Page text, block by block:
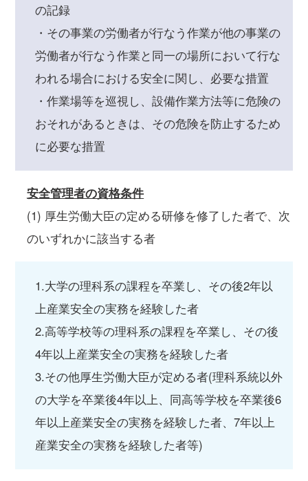
の記録
・その事業の労働者が行なう作業が他の事業の
労働者が行なう作業と同一の場所において行な
われる場合における安全に関し、必要な措置
・作業場等を巡視し、設備作業方法等に危険の
おそれがあるときは、その危険を防止するため
に必要な措置
安全管理者の資格条件
(1) 厚生労働大臣の定める研修を修了した者で、次
のいずれかに該当する者
1.大学の理科系の課程を卒業し、その後2年以
上産業安全の実務を経験した者
2.高等学校等の理科系の課程を卒業し、その後
4年以上産業安全の実務を経験した者
3.その他厚生労働大臣が定める者(理科系統以外
の大学を卒業後4年以上、同高等学校を卒業後6
年以上産業安全の実務を経験した者、7年以上
産業安全の実務を経験した者等)